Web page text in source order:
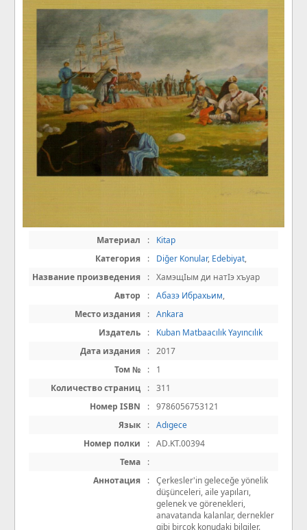
Материал :
Kitap
Категория
: Diğer Konular, Edebiyat,
Название произведения
: ХамэщІым ди натІэ хъуар
Автор
: Абазэ Ибрахьим,
Место издания
: Ankara
Издатель
:
Kuban Matbaacılık Yayıncılık
Дата издания
: 2017
Том №
:
1
Количество страниц
: 311
Номер ISBN
: 9786056753121
Язык
: Adıgece
Номер полки
: AD.KT.00394
Тема
:
Аннотация
: Çerkesler'in geleceğe yönelik
düşünceleri, aile yapıları,
gelenek ve görenekleri,
anavatanda kalanlar, dernekler
gibi birçok konudaki bilgiler.